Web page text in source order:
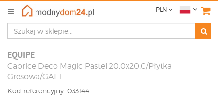
PLN
EQUIPE
Caprice Deco Magic Pastel 20,0x20,0/Płytka
Gresowa/GAT 1
Kod referencyjny: 033144